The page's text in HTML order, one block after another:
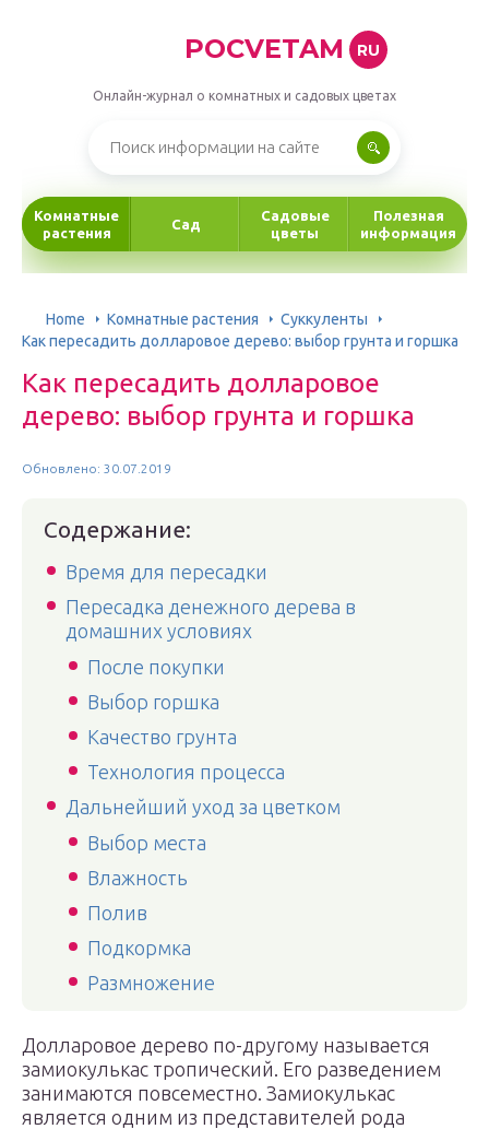
POCVETAM RU
Онлайн-журнал о комнатных и садовых цветах
Комнатные
растения
Сад
Садовые
цветы
Полезная
информация
Home Комнатные растения
Суккуленты
Как пересадить долларовое дерево: выбор грунта и горшка
Как пересадить долларовое
дерево: выбор грунта и горшка
Обновлено: 30.07.2019
Содержание:
Время для пересадки
Пересадка денежного дерева в
домашних условиях
После покупки
Выбор горшка
Качество грунта
Технология процесса
Дальнейший уход за цветком
Выбор места
Влажность
Полив
Подкормка
Размножение
Долларовое дерево по-другому называется
замиокулькас тропический. Его разведением
занимаются повсеместно. Замиокулькас
является одним из представителей рода